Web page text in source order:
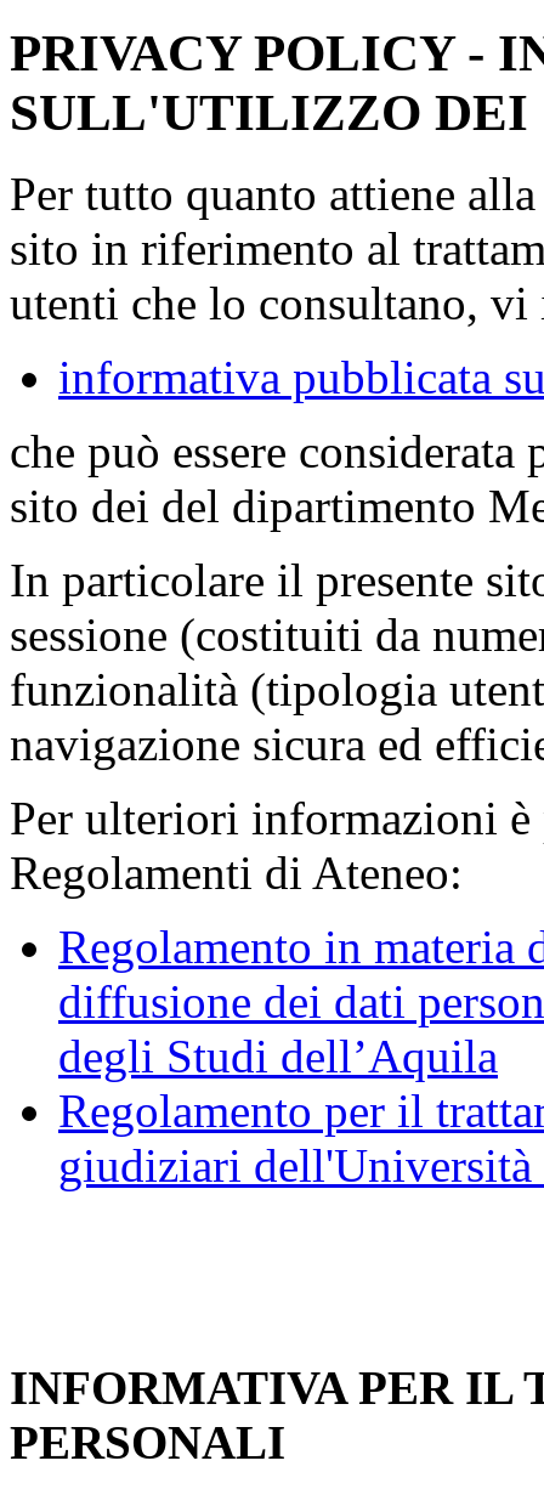
PRIVACY POLICY -
SULL'UTILIZZO DEI
Per tutto quanto attiene
sito in riferimento al
utenti che lo consultano,
informativa pubblicata
che può essere
sito dei del dipartimento
In particolare il presente
sessione (costituiti da
funzionalità (tipologia
navigazione sicura ed
Per ulteriori informazioni è
Regolamenti di Ateneo:
Regolamento in materia
diffusione dei dati
degli Studi dell’Aquila
Regolamento per il
giudiziari
INFORMATIVA PER IL
PERSONALI